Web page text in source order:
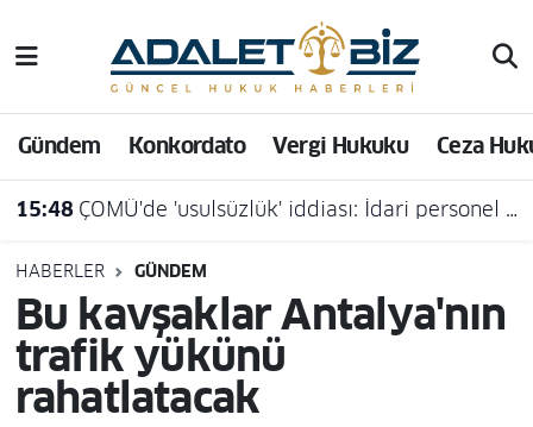
Gündem Konkordato Vergi Hukuku Ceza
15:48 ÇOMÜ'de 'usulsüzlük' iddiası: İdari personel açığa alındı
HABERLER GÜNDEM
Bu kavşaklar Antalya'nın
trafik yükünü
rahatlatacak
Hava Durumu
Trafik Durumu
Süper Lig Puan Durumu ve Fikstür
Tüm Manşetler
Son Dakika Haberleri
Haber Arşivi